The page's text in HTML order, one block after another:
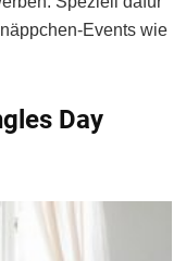
Events wie
Day